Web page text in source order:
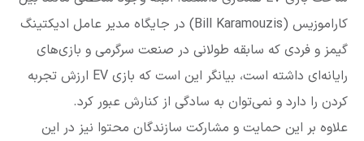
کاراموزیس (Bill Karamouzis) در جایگاه مدیر عامل ادیکتینگ
گیمز و فردی که سابقه طولانی در صنعت سرگرمی و بازی‌های
رایانه‌ای داشته است، بیانگر این است که بازی EV ارزش تجربه
کردن را دارد و نمی‌توان به سادگی از کنارش عبور کرد.
علاوه بر این حمایت و مشارکت سازندگان محتوا نیز در این